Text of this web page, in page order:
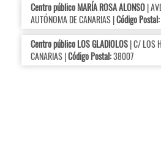
Centro público MARÍA ROSA ALONSO|
AUTÓNOMA DE CANARIAS |Código Postal:
Centro público LOS GLADIOLOS| C/ LOS
CANARIAS |Código Postal:38007